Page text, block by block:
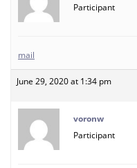
Participant
mail
June 29, 2020 at 1:34 pm
voronw
Participant